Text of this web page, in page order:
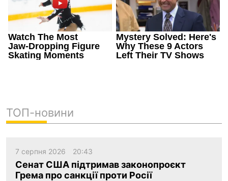
ТОП-новини
7 серпня 2026 20:43
Сенат США підтримав законопроєкт
Грема про санкції проти Росії